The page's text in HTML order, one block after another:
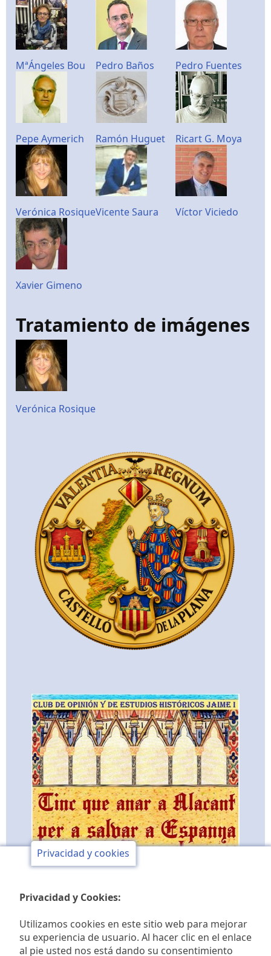
MªÁngeles Bou Pedro Baños Pedro Fuentes
Pepe Aymerich Ramón Huguet Ricart G. Moya
Verónica RosiqueVicente Saura Víctor Viciedo
Xavier Gimeno
Tratamiento de imágenes
Verónica Rosique
Privacidad y cookies
Privacidad y Cookies:
Utilizamos cookies en este sitio web para mejorar
su experiencia de usuario. Al hacer clic en el enlace
al pie usted nos está dando su consentimiento